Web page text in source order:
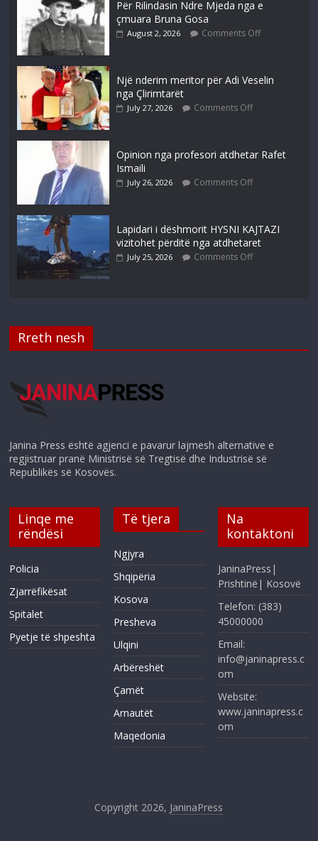
Për Rilindasin Ndre Mjeda nga e
çmuara Bruna Gosa
August 2, 2026 Comments Off
Një nderim meritor për Adi Veselin
nga Çlirimtarët
July 27, 2026 Comments Off
Opinion nga profesori atdhetar Rafet
Ismaili
July 26, 2026 Comments Off
Lapidari i dëshmorit HYSNI KAJTAZI
vizitohet përditë nga atdhetaret
July 25, 2026 Comments Off
Rreth nesh
Janina Press është agjenci e pavarur lajmesh alternative e
regjistruar pranë Ministrisë së Tregtisë dhe Industrisë së
Republikës së Kosovës.
Linqe me
rëndësi
Policia
Zjarrëfikësat
Spitalet
Pyetje të shpeshta
Të tjera
Ngjyra
Shqipëria
Kosova
Presheva
Ulqini
Arbëreshët
Çamët
Arnautët
Maqedonia
Na
kontaktoni
JaninaPress|
Prishtinë| Kosovë
Telefon: (383)
45000000
Email:
info@janinapress.c
om
Website:
www.janinapress.c
om
Copyright 2026, JaninaPress